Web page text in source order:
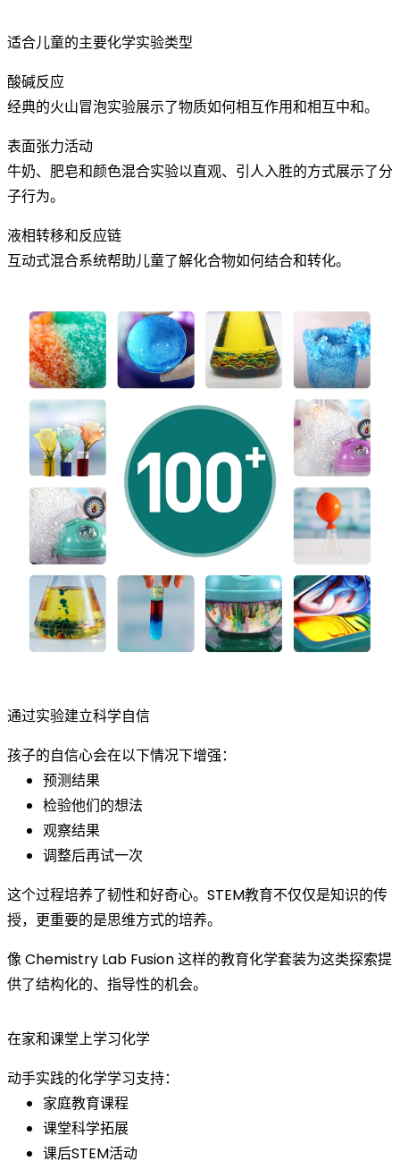
适合儿童的主要化学实验类型
酸碱反应
经典的火山冒泡实验展示了物质如何相互作用和相互中和。
表面张力活动
牛奶、肥皂和颜色混合实验以直观、引人入胜的方式展示了分
子行为。
液相转移和反应链
互动式混合系统帮助儿童了解化合物如何结合和转化。
通过实验建立科学自信
孩子的自信心会在以下情况下增强：
预测结果
检验他们的想法
观察结果
调整后再试一次
这个过程培养了韧性和好奇心。STEM教育不仅仅是知识的传
授，更重要的是思维方式的培养。
像 Chemistry Lab Fusion 这样的教育化学套装为这类探索提
供了结构化的、指导性的机会。
在家和课堂上学习化学
动手实践的化学学习支持：
家庭教育课程
课堂科学拓展
课后STEM活动